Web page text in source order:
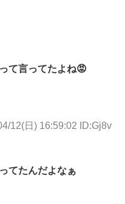
て言ってたよね😡
12(日) 16:59:02 ID:Gj8v
てたんだよなぁ